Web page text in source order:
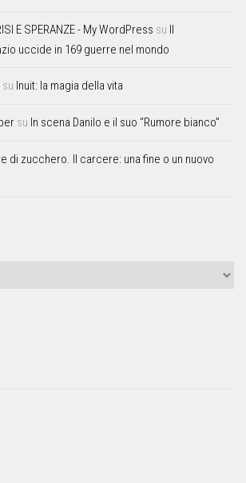
E SPERANZE - My WordPress su Il
uccide in 169 guerre nel mondo
su Inuit: la magia della vita
su In scena Danilo e il suo “Rumore bianco”
di zucchero. Il carcere: una fine o un nuovo